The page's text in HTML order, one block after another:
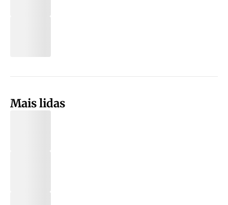
Mais lidas